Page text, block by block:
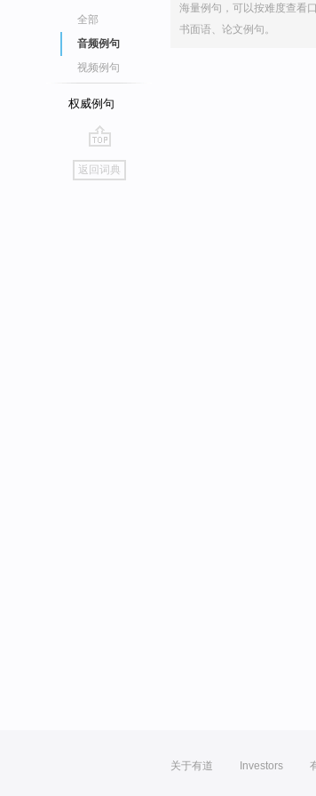
全部
音频例句
视频例句
权威例句
go
top
返回词典
海量例句，可以按难度查看口
书面语、论文例句。
关于有道 Investors